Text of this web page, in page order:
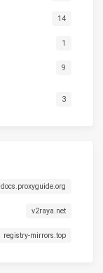
14
1
9
3
docs.proxyguide.org
v2raya.net
registry-mirrors.top